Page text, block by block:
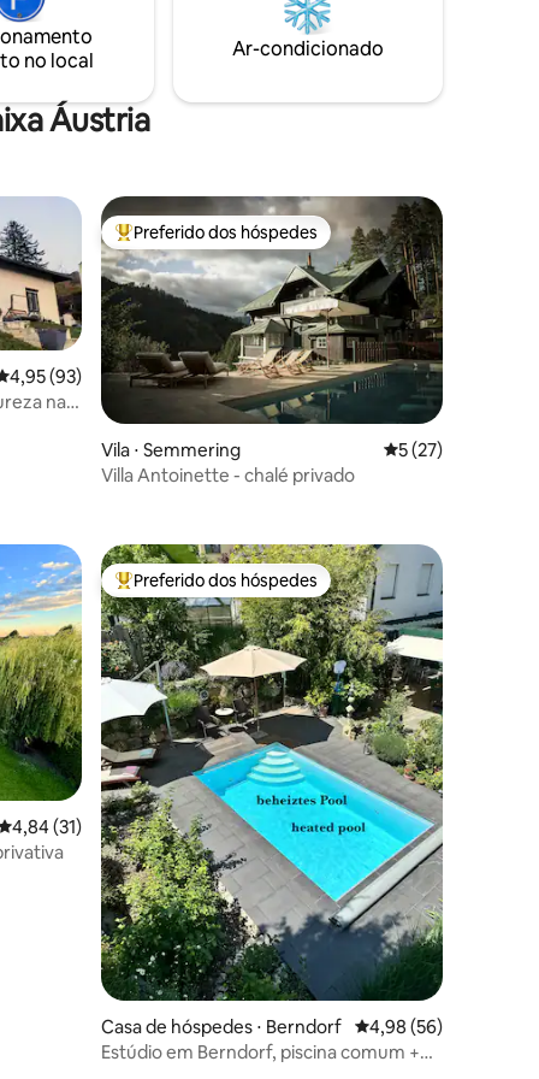
home-office com relaaaaaax AGORA!
no local
Ar-condicionado
Áustria
de uma avaliação média de 5, 93 avaliações
4,95 (93)
na
Entre os melhores preferidos dos hóspedes
Preferido dos hóspedes
Vila ⋅ Semmering 5 de uma
5 (27)
Villa Antoinette - chalé privado
de uma avaliação média de 5, 31 avaliações
4,84 (31)
Entre os melhores preferidos dos hóspedes
Preferido dos hóspedes
Casa de hóspedes ⋅ Berndorf 4,98 de uma
4,98 (56)
Estúdio em Berndorf, piscina comum +